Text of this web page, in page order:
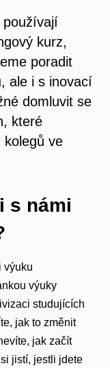
používají
kurz,
poradit
ale i s inovací
domluvit se
které
kolegů ve
s námi
výuku
výuky
studujících
jak to změnit
jak začít
jistí, jestli jdete